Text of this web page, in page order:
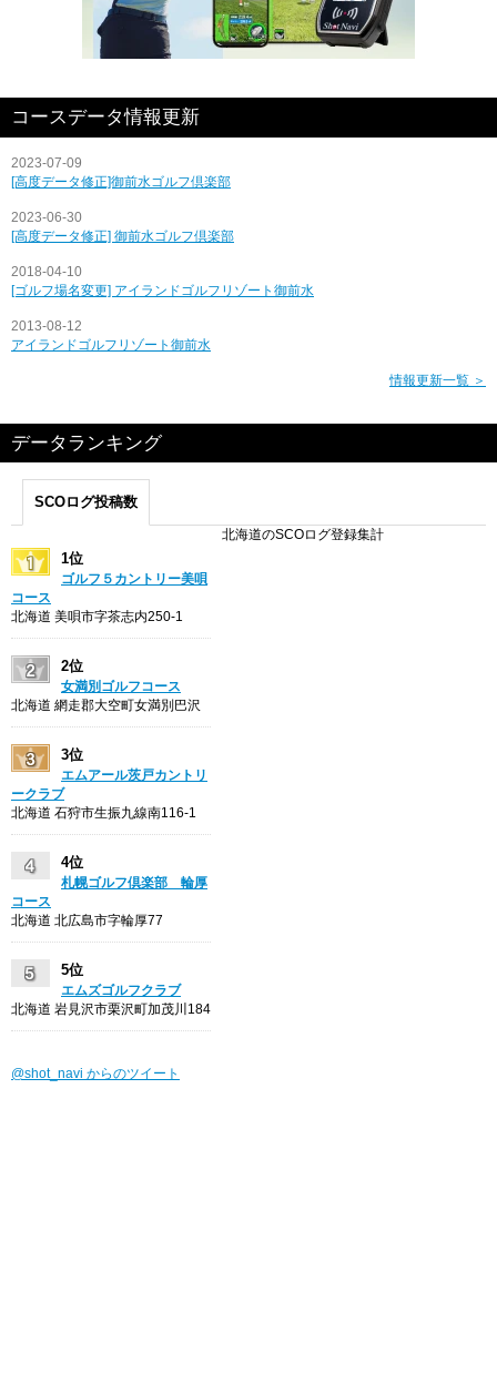
コースデータ情報更新
2023-07-09
[高度データ修正]御前水ゴルフ倶楽部
2023-06-30
[高度データ修正] 御前水ゴルフ倶楽部
2018-04-10
[ゴルフ場名変更] アイランドゴルフリゾート御前水
2013-08-12
アイランドゴルフリゾート御前水
情報更新一覧 ＞
データランキング
SCOログ投稿数
北海道のSCOログ登録集計
1位
ゴルフ５カントリー美唄
コース
北海道 美唄市字茶志内250-1
2位
女満別ゴルフコース
北海道 網走郡大空町女満別巴沢
3位
エムアール茨戸カントリ
ークラブ
北海道 石狩市生振九線南116-1
4位
札幌ゴルフ倶楽部 輪厚
コース
北海道 北広島市字輪厚77
5位
エムズゴルフクラブ
北海道 岩見沢市栗沢町加茂川184
@shot_navi からのツイート